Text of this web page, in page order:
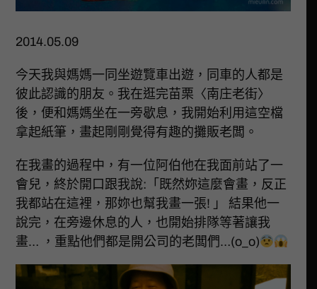
2014.05.09
今天我與媽媽一同坐遊覽車出遊，同車的人都是
彼此認識的朋友。我在逛完苗栗〈南庄老街〉
後，便和媽媽坐在一旁歇息，我開始利用這空檔
拿起紙筆，畫起剛剛覺得有趣的攤販老闆。
在我畫的過程中，有一位阿伯他在我面前站了一
會兒，終於開口跟我說:「既然妳這麼會畫，反正
我都站在這裡，那妳也幫我畫一張! 」 結果他一
說完，在旁邊休息的人，也開始排隊等著讓我
畫… ，重點他們都是開公司的老闆們…(o_o)